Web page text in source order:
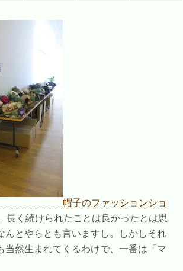
帽子のファッションショ
長く続けられたことは良かったとは思
んとやらとも言いますし。しかしそれ
当然生まれてくるわけで、一番は「マ